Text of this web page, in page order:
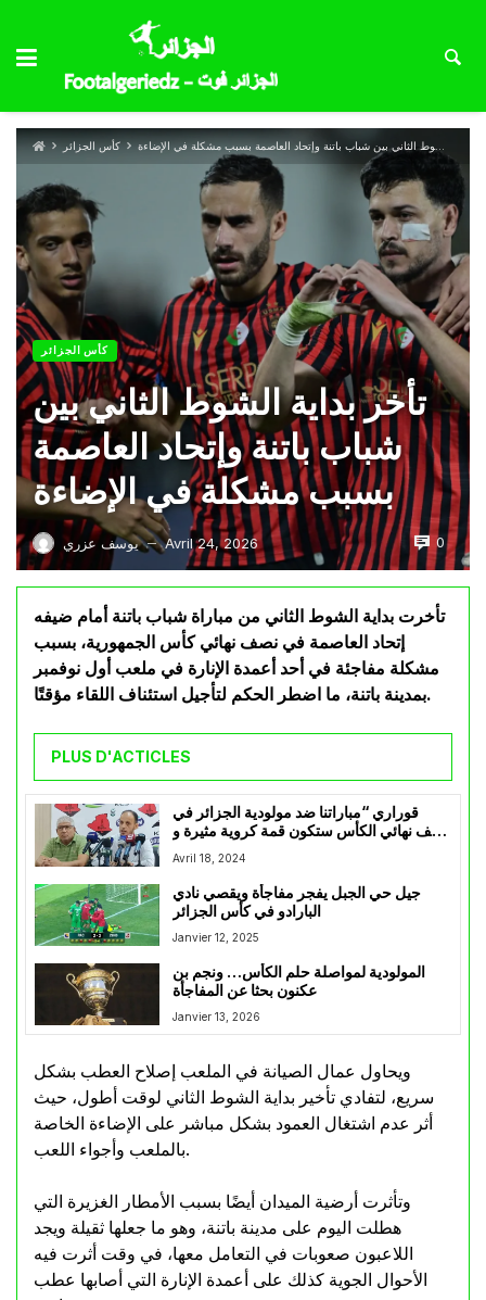
كأس الجزائر تأخر بداية الشوط الثاني بين شباب باتنة وإتحاد العاصمة بسبب مشكلة في الإضاءة
كأس الجزائر
تأخر بداية الشوط الثاني بين
شباب باتنة وإتحاد العاصمة
بسبب مشكلة في الإضاءة
يوسف عزري — Avril 24, 2026 0
تأخرت بداية الشوط الثاني من مباراة شباب باتنة أمام ضيفه
إتحاد العاصمة في نصف نهائي كأس الجمهورية، بسبب
مشكلة مفاجئة في أحد أعمدة الإنارة في ملعب أول نوفمبر
بمدينة باتنة، ما اضطر الحكم لتأجيل استئناف اللقاء مؤقتًا.
PLUS D'ACTICLES
قوراري “مباراتنا ضد مولودية الجزائر في
نصف نهائي الكأس ستكون قمة كروية مثيرة و
قوية”
Avril 18, 2024
جيل حي الجبل يفجر مفاجأة ويقصي نادي
البارادو في كأس الجزائر
Janvier 12, 2025
المولودية لمواصلة حلم الكأس… ونجم بن
عكنون بحثا عن المفاجأة
Janvier 13, 2026
ويحاول عمال الصيانة في الملعب إصلاح العطب بشكل
سريع، لتفادي تأخير بداية الشوط الثاني لوقت أطول، حيث
أثر عدم اشتغال العمود بشكل مباشر على الإضاءة الخاصة
بالملعب وأجواء اللعب.
وتأثرت أرضية الميدان أيضًا بسبب الأمطار الغزيرة التي
هطلت اليوم على مدينة باتنة، وهو ما جعلها ثقيلة ويجد
اللاعبون صعوبات في التعامل معها، في وقت أثرت فيه
الأحوال الجوية كذلك على أعمدة الإنارة التي أصابها عطب